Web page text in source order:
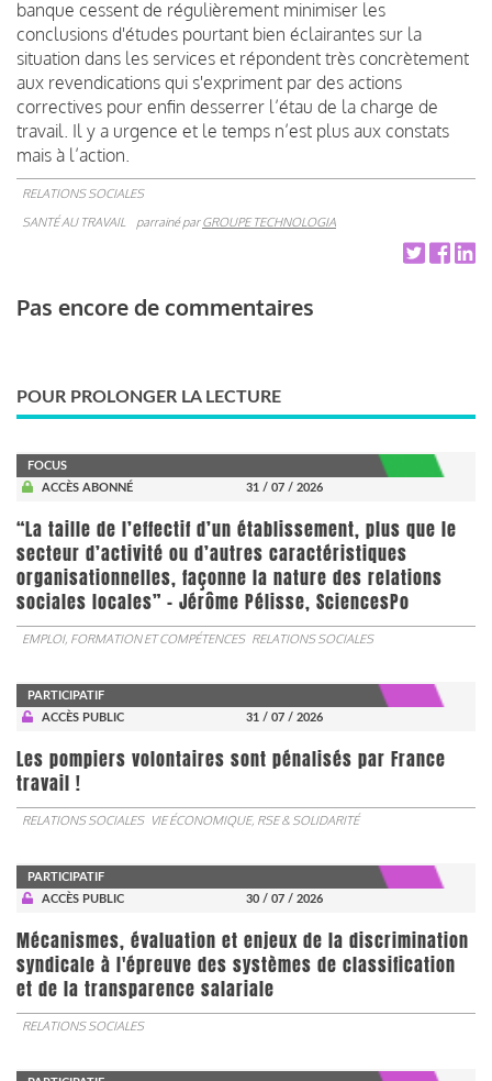
banque cessent de régulièrement minimiser les
conclusions d'études pourtant bien éclairantes sur la
situation dans les services et répondent très concrètement
aux revendications qui s'expriment par des actions
correctives pour enfin desserrer l’étau de la charge de
travail. Il y a urgence et le temps n’est plus aux constats
mais à l’action.
RELATIONS SOCIALES
SANTÉ AU TRAVAIL
parrainé parGROUPE TECHNOLOGIA
Pas encore de commentaires
POUR PROLONGER LA LECTURE
FOCUS
ACCÈS ABONNÉ
31 / 07 / 2026
“La taille de l’effectif d’un établissement, plus que le
secteur d’activité ou d’autres caractéristiques
organisationnelles, façonne la nature des relations
sociales locales” - Jérôme Pélisse, SciencesPo
EMPLOI, FORMATION ET COMPÉTENCES RELATIONS SOCIALES
PARTICIPATIF
ACCÈS PUBLIC
31 / 07 / 2026
Les pompiers volontaires sont pénalisés par France
travail !
RELATIONS SOCIALES VIE ÉCONOMIQUE, RSE & SOLIDARITÉ
PARTICIPATIF
ACCÈS PUBLIC
30 / 07 / 2026
Mécanismes, évaluation et enjeux de la discrimination
syndicale à l'épreuve des systèmes de classification
et de la transparence salariale
RELATIONS SOCIALES